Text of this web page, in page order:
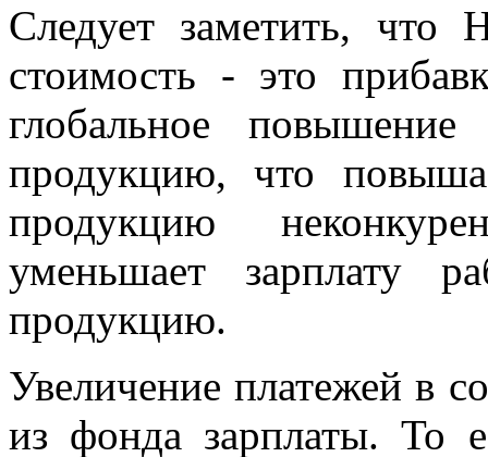
Следует заметить,
стоимость - это
глобальное
продукцию, что
продукцию
уменьшает зарплату
продукцию.
Увеличение платежей в
из фонда зарплаты. То